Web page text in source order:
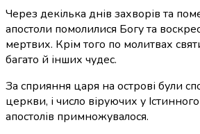
Через декілька днів захворів та
апостоли помолилися Богу та
мертвих. Крім того по молитвах
багато й інших чудес.
За сприяння царя на острові були
церкви, і число віруючих у
апостолів примножувалося.